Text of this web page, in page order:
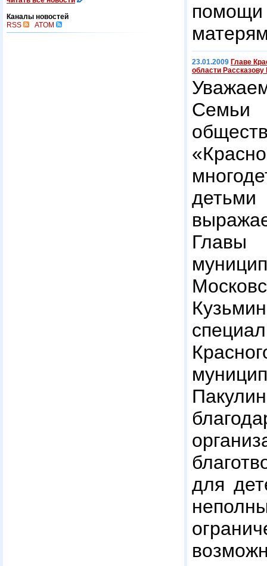
Каналы новостей
RSS
ATOM
23.01.2009 Главе
области Рассказову
Семьи
Главы
для